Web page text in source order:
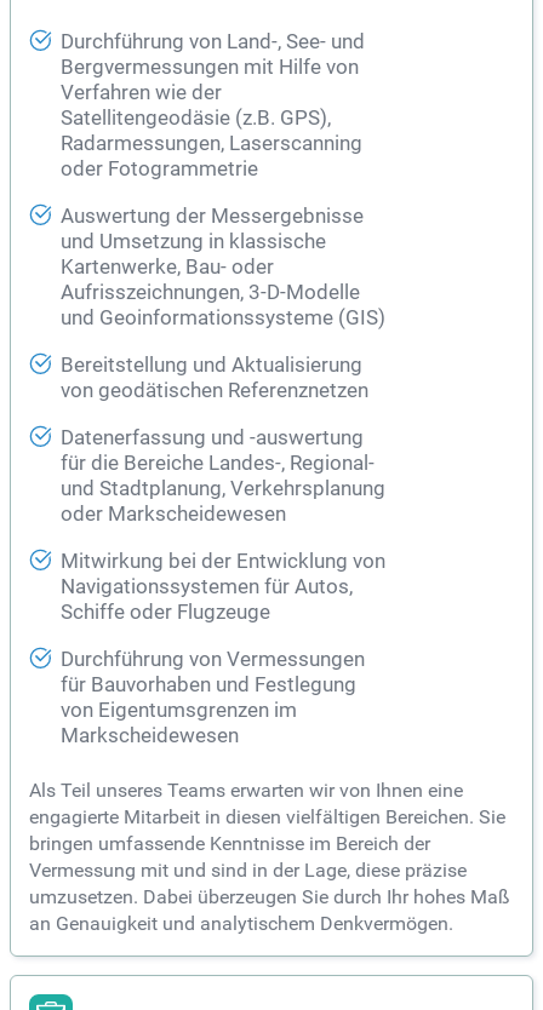
Durchführung von Land-, See- und
Bergvermessungen mit Hilfe von
Verfahren wie der
Satellitengeodäsie (z.B. GPS),
Radarmessungen, Laserscanning
oder Fotogrammetrie
Auswertung der Messergebnisse
und Umsetzung in klassische
Kartenwerke, Bau- oder
Aufrisszeichnungen, 3-D-Modelle
und Geoinformationssysteme (GIS)
Bereitstellung und Aktualisierung
von geodätischen Referenznetzen
Datenerfassung und -auswertung
für die Bereiche Landes-, Regional-
und Stadtplanung, Verkehrsplanung
oder Markscheidewesen
Mitwirkung bei der Entwicklung von
Navigationssystemen für Autos,
Schiffe oder Flugzeuge
Durchführung von Vermessungen
für Bauvorhaben und Festlegung
von Eigentumsgrenzen im
Markscheidewesen
Als Teil unseres Teams erwarten wir von Ihnen eine
engagierte Mitarbeit in diesen vielfältigen Bereichen. Sie
bringen umfassende Kenntnisse im Bereich der
Vermessung mit und sind in der Lage, diese präzise
umzusetzen. Dabei überzeugen Sie durch Ihr hohes Maß
an Genauigkeit und analytischem Denkvermögen.